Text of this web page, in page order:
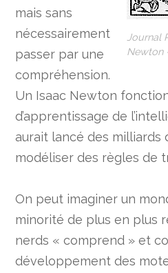
Journal
Newton
mais sans
nécessairement
passer par une
compréhension.
Un Isaac Newton
d’apprentissage de
aurait lancé des milliards
modéliser des règles de
On peut imaginer un
minorité de plus en plus
nerds « comprend » et
développement des